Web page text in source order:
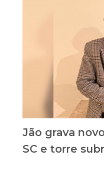
Jão grava
SC e torre